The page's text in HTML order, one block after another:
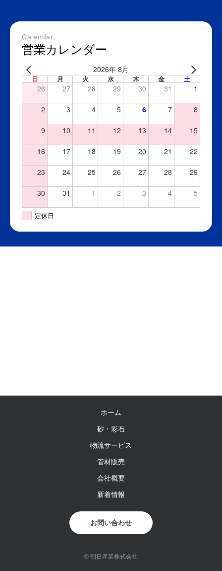
Calendar
営業カレンダー
2026年 8月
日 月 火 水 木 金 土
26 27 28 29 30 31 1
2 3 4 5 6 7 8
9 10 11 12 13 14 15
16 17 18 19 20 21 22
23 24 25 26 27 28 29
30 31 1 2 3 4 5
定休日
ホーム
砂・彩石
物流サービス
管材販売
会社概要
新着情報
お問い合わせ
© 朝日産業株式会社